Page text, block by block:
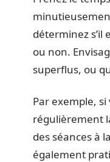
déterminez s’il
ou non.
superflus, ou
Par exemple,
régulièrement
des séances à
également